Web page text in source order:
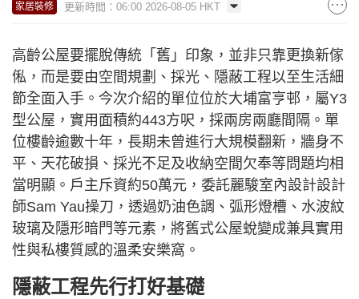
家居裝修 更新時間：06:00 2026-08-05 HKT
高齡公屋要擺脫傳統「舊」印象，並非只靠更換新傢
俬，而是要由空間規劃、採光、隱蔽工程以至生活細
節全面入手。今次介紹的單位位於大埔富亨邨，屬Y3
型公屋，實用面積約443方呎，採兩房兩廳間隔。單
位樓齡逾數十年，長期未曾進行大規模翻新，牆身不
平、天花破損、採光不足及收納空間欠奉等問題均相
當明顯。戶主斥資約50萬元，委託麗駿室內設計設計
師Sam Yau操刀，透過奶油色調、弧形燈槽、水波紋
玻璃及隱形暗門等元素，將舊式公屋蛻變成兼具實用
性與私樓質感的溫柔安樂窩。
隱蔽工程先行打好基礎